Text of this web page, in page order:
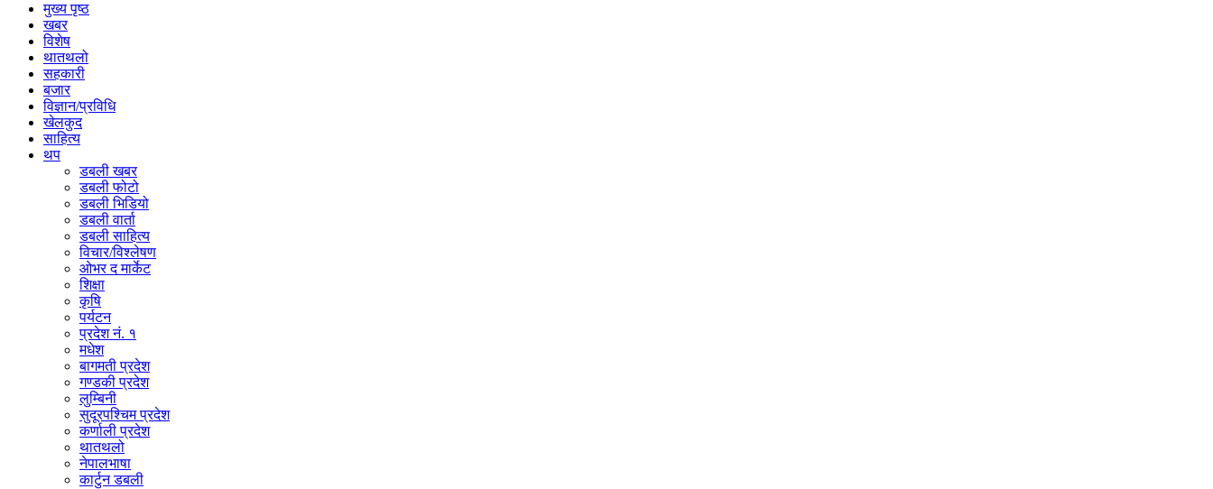
मुख्य पृष्ठ
खबर
विशेष
थातथलो
सहकारी
बजार
विज्ञान/प्रविधि
खेलकुद
साहित्य
थप
डबली खबर
डबली फोटो
डबली भिडियो
डबली वार्ता
डबली साहित्य
विचार/विश्‍लेषण
ओभर द मार्केट
शिक्षा
कृषि
पर्यटन
प्रदेश नं. १
मधेश
बागमती प्रदेश
गण्डकी प्रदेश
लुम्बिनी
सुदूरपश्चिम प्रदेश
कर्णाली प्रदेश
थातथलो
नेपालभाषा
कार्टुन डबली